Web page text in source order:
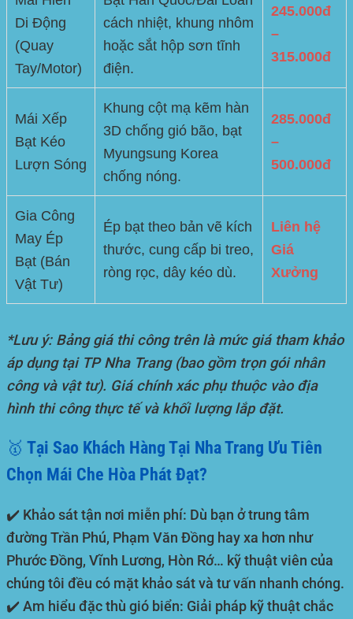
Di Động
(Quay
Tay/Motor)
cách nhiệt, khung nhôm
hoặc sắt hộp sơn tĩnh
điện.
245.000đ
–
315.000đ
Mái Xếp
Bạt Kéo
Lượn Sóng
Khung cột mạ kẽm hàn
3D chống gió bão, bạt
Myungsung Korea
chống nóng.
285.000đ
–
500.000đ
Gia Công
May Ép
Bạt (Bán
Vật Tư)
Ép bạt theo bản vẽ kích
thước, cung cấp bi treo,
ròng rọc, dây kéo dù.
Liên hệ
Giá
Xưởng
*Lưu ý: Bảng giá thi công trên là mức giá tham khảo
áp dụng tại TP Nha Trang (bao gồm trọn gói nhân
công và vật tư). Giá chính xác phụ thuộc vào địa
hình thi công thực tế và khối lượng lắp đặt.
🥇 Tại Sao Khách Hàng Tại Nha Trang Ưu Tiên
Chọn Mái Che Hòa Phát Đạt?
✔️ Khảo sát tận nơi miễn phí: Dù bạn ở trung tâm
đường Trần Phú, Phạm Văn Đồng hay xa hơn như
Phước Đồng, Vĩnh Lương, Hòn Rớ… kỹ thuật viên của
chúng tôi đều có mặt khảo sát và tư vấn nhanh chóng.
✔️ Am hiểu đặc thù gió biển: Giải pháp kỹ thuật chắc